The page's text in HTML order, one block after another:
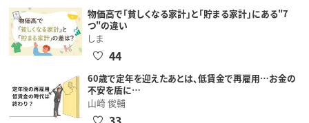
物価高で「貧しくなる家計」と「貯まる家計」にある"7
つ"の違い
しま
44
60歳で定年を迎えたあとは、低賃金で再雇用…お金の
不安を盾に…
山崎 俊輔